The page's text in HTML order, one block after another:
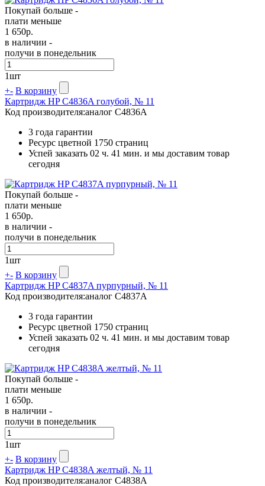
Покупай больше -
плати меньше
1 650р.
в наличии -
получи в понедельник
1шт
+- В корзину
Картридж HP C4836A голубой, № 11
Код производителя:аналог C4836A
3 года гарантии
Ресурс цветной 1750 страниц
Успей заказать 02 ч. 41 мин. и мы доставим товар
сегодня
Покупай больше -
плати меньше
1 650р.
в наличии -
получи в понедельник
1шт
+- В корзину
Картридж HP C4837A пурпурный, № 11
Код производителя:аналог C4837A
3 года гарантии
Ресурс цветной 1750 страниц
Успей заказать 02 ч. 41 мин. и мы доставим товар
сегодня
Покупай больше -
плати меньше
1 650р.
в наличии -
получи в понедельник
1шт
+- В корзину
Картридж HP C4838A желтый, № 11
Код производителя:аналог C4838A